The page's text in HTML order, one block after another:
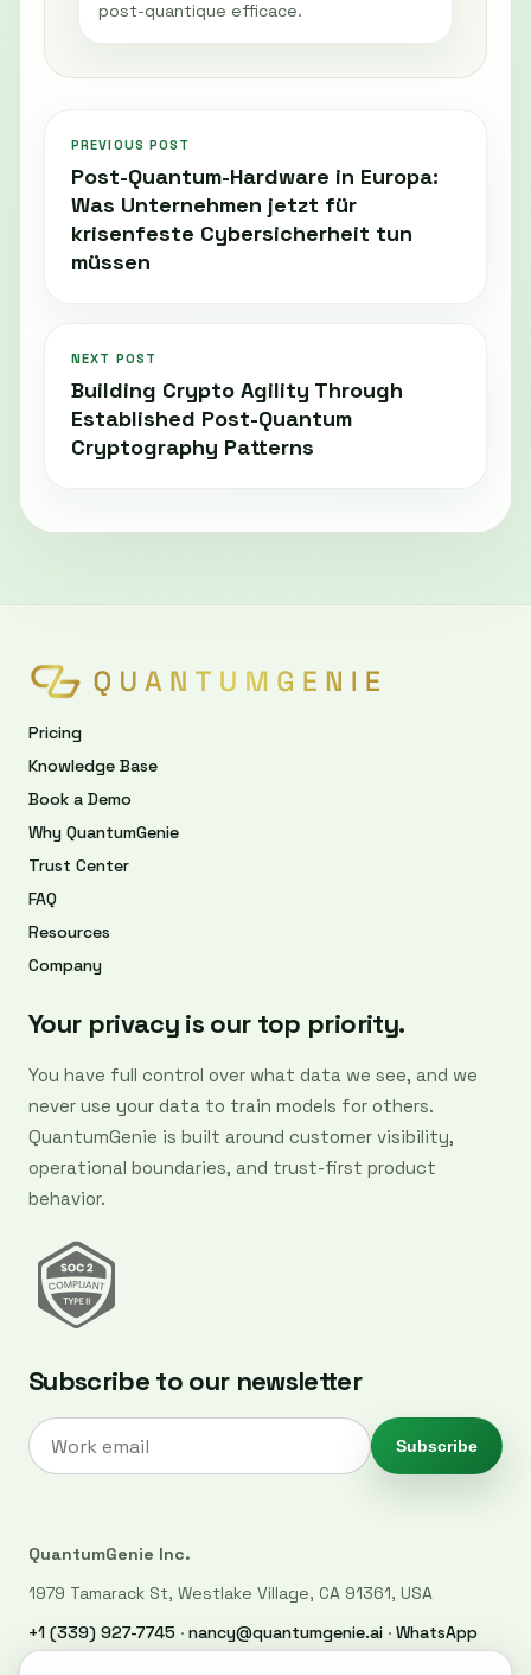
post-quantique efficace.
PREVIOUS POST
Post-Quantum-Hardware in Europa:
Was Unternehmen jetzt für
krisenfeste Cybersicherheit tun
müssen
NEXT POST
Building Crypto Agility Through
Established Post-Quantum
Cryptography Patterns
Pricing
Knowledge Base
Book a Demo
Why QuantumGenie
Trust Center
FAQ
Resources
Company
Your privacy is our top priority.
You have full control over what data we see, and we
never use your data to train models for others.
QuantumGenie is built around customer visibility,
operational boundaries, and trust-first product
behavior.
Subscribe to our newsletter
Subscribe
QuantumGenie Inc.
1979 Tamarack St, Westlake Village, CA 91361, USA
+1 (339) 927-7745 · nancy@quantumgenie.ai · WhatsApp